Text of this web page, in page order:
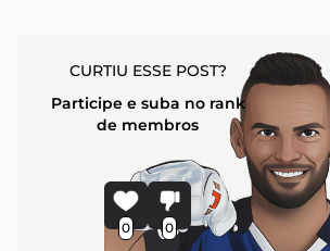
CURTIU ESSE POST?
Participe e suba no rank
de membros
0 0